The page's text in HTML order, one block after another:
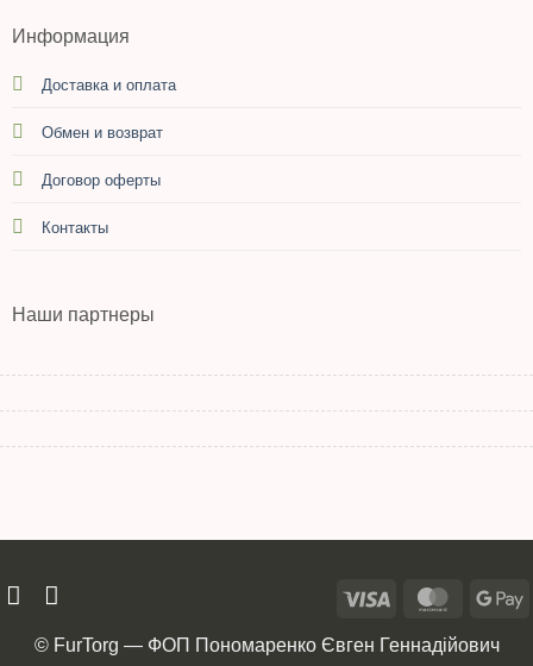
Информация
Доставка и оплата
Обмен и возврат
Договор оферты
Контакты
Наши партнеры
© FurTorg — ФОП Пономаренко Євген Геннадійович